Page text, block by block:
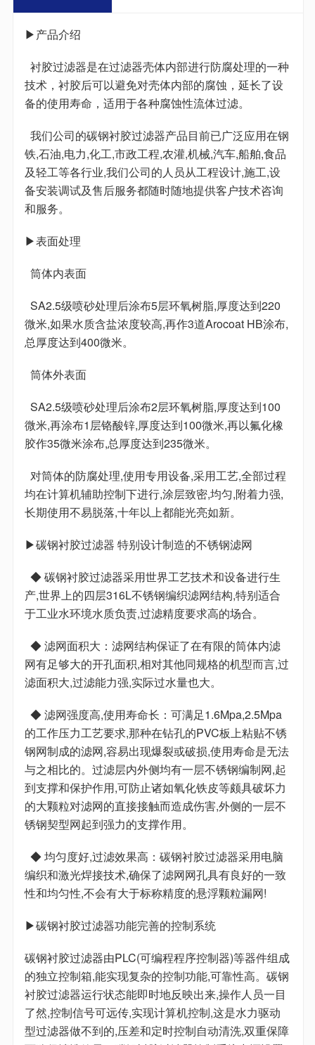
▶产品介绍
衬胶过滤器是在过滤器壳体内部进行防腐处理的一种
技术，衬胶后可以避免对壳体内部的腐蚀，延长了设
备的使用寿命，适用于各种腐蚀性流体过滤。
我们公司的碳钢衬胶过滤器产品目前已广泛应用在钢
铁,石油,电力,化工,市政工程,农灌,机械,汽车,船舶,食品
及轻工等各行业,我们公司的人员从工程设计,施工,设
备安装调试及售后服务都随时随地提供客户技术咨询
和服务。
▶表面处理
筒体内表面
SA2.5级喷砂处理后涂布5层环氧树脂,厚度达到220
微米,如果水质含盐浓度较高,再作3道Arocoat HB涂布,
总厚度达到400微米。
筒体外表面
SA2.5级喷砂处理后涂布2层环氧树脂,厚度达到100
微米,再涂布1层铬酸锌,厚度达到100微米,再以氟化橡
胶作35微米涂布,总厚度达到235微米。
对筒体的防腐处理,使用专用设备,采用工艺,全部过程
均在计算机辅助控制下进行,涂层致密,均匀,附着力强,
长期使用不易脱落,十年以上都能光亮如新。
▶碳钢衬胶过滤器 特别设计制造的不锈钢滤网
◆ 碳钢衬胶过滤器采用世界工艺技术和设备进行生
产,世界上的四层316L不锈钢编织滤网结构,特别适合
于工业水环境水质负责,过滤精度要求高的场合。
◆ 滤网面积大：滤网结构保证了在有限的筒体内滤
网有足够大的开孔面积,相对其他同规格的机型而言,过
滤面积大,过滤能力强,实际过水量也大。
◆ 滤网强度高,使用寿命长：可满足1.6Mpa,2.5Mpa
的工作压力工艺要求,那种在钻孔的PVC板上粘贴不锈
钢网制成的滤网,容易出现爆裂或破损,使用寿命是无法
与之相比的。过滤层内外侧均有一层不锈钢编制网,起
到支撑和保护作用,可防止诸如氧化铁皮等颇具破坏力
的大颗粒对滤网的直接接触而造成伤害,外侧的一层不
锈钢契型网起到强力的支撑作用。
◆ 均匀度好,过滤效果高：碳钢衬胶过滤器采用电脑
编织和激光焊接技术,确保了滤网网孔具有良好的一致
性和均匀性,不会有大于标称精度的悬浮颗粒漏网!
▶碳钢衬胶过滤器功能完善的控制系统
碳钢衬胶过滤器由PLC(可编程程序控制器)等器件组成
的独立控制箱,能实现复杂的控制功能,可靠性高。碳钢
衬胶过滤器运行状态能即时地反映出来,操作人员一目
了然,控制信号可远传,实现计算机控制,这是水力驱动
型过滤器做不到的,压差和定时控制自动清洗,双重保障